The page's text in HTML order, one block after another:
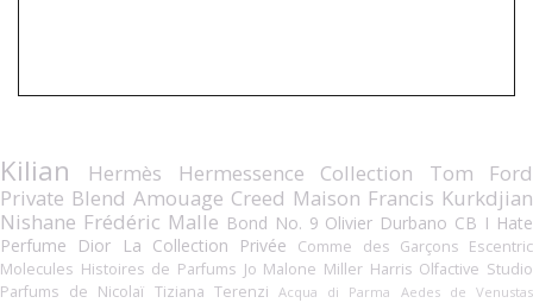
Kilian Hermès Hermessence Collection
Tom Ford
Private Blend Amouage Creed Maison Francis Kurkdjian
Nishane Frédéric Malle Bond No. 9 Olivier Durbano CB I Hate
Perfume
Dior La Collection Privée Comme des Garçons Escentric
Molecules Histoires de Parfums Jo Malone Miller Harris Olfactive Studio
Parfums de Nicolaï Tiziana Terenzi Acqua di Parma
Aedes de Venustas